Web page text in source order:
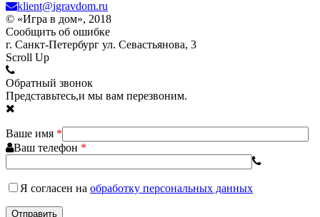
klient@igravdom.ru
© «Игра в дом», 2018
Сообщить об ошибке
г. Санкт-Петербург ул. Севастьянова, 3
Scroll Up
Обратный звонок
Представьтесь,и мы вам перезвоним.
Ваше имя *
Ваш телефон *
Я согласен на обработку персональных данных